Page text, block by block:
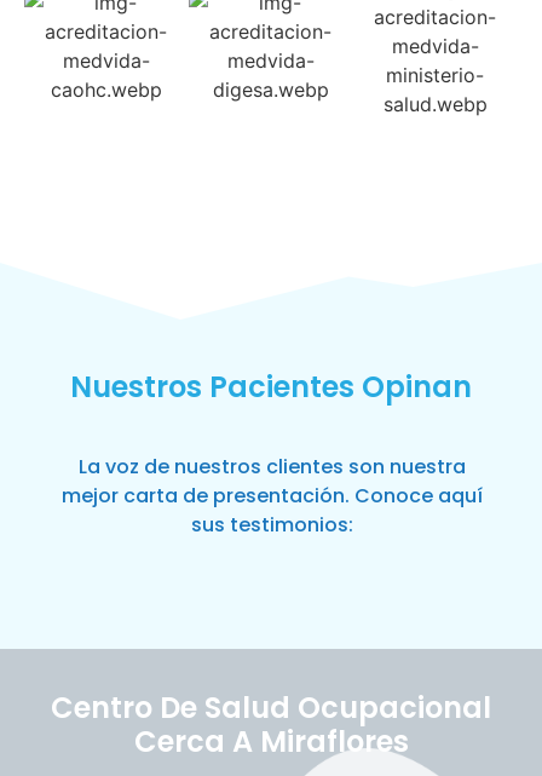
Nuestros Pacientes Opinan
La voz de nuestros clientes son nuestra
mejor carta de presentación. Conoce aquí
sus testimonios:
Centro De Salud Ocupacional
Cerca A Miraflores